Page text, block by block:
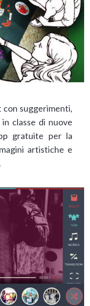
con suggerimenti,
classe di nuove
gratuite per la
artistiche e